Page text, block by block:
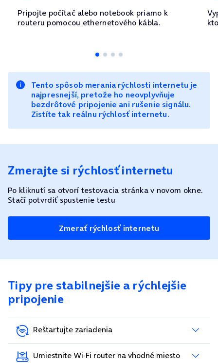
Pripojte počítač alebo notebook priamo k
routeru pomocou ethernetového kábla.
Tento spôsob merania rýchlosti internetu je
najpresnejší, pretože ho neovplyvňuje
bezdrôtové pripojenie ani rušenie signálu.
Zistíte tak reálnu rýchlosť internetu.
Zmerajte si rýchlosť internetu
Po kliknutí sa otvorí testovacia stránka v novom okne.
Stačí potvrdiť spustenie testu
Zmerať rýchlosť internetu
Tipy pre stabilnejšie a rýchlejšie
pripojenie
Reštartujte zariadenia
Umiestnite Wi-Fi router na vhodné miesto